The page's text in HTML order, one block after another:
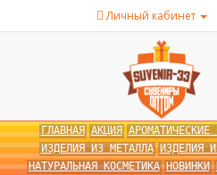
Личный кабинет
ГЛАВНАЯ АКЦИЯ АРОМАТИЧЕСКИЕ
ИЗДЕЛИЯ ИЗ МЕТАЛЛА ИЗДЕЛИЯ
НАТУРАЛЬНАЯ КОСМЕТИКА НОВИНКИ